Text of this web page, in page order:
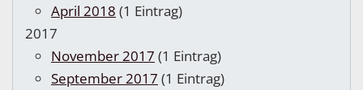
April 2018 (1 Eintrag)
2017
November 2017 (1 Eintrag)
September 2017 (1 Eintrag)